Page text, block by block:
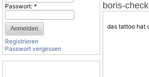
Passwort: *
Registrieren
Passwort vergessen
boris-
das tattoo hat